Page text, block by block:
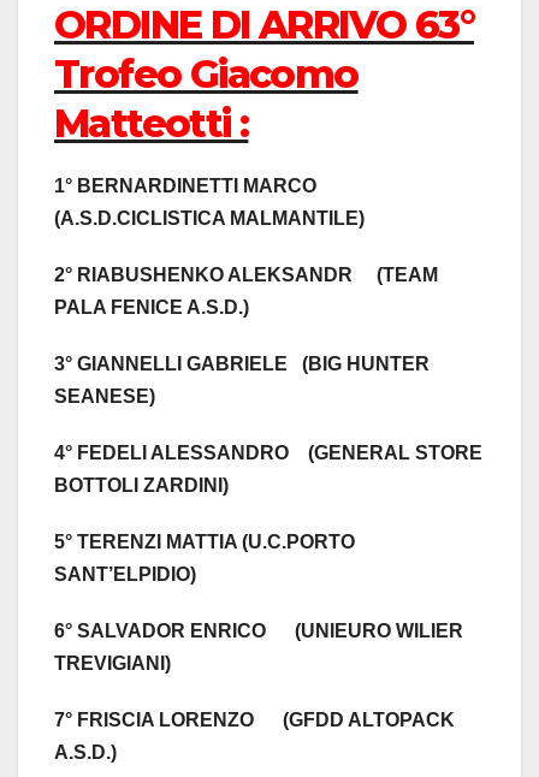
ORDINE DI ARRIVO 63°
Trofeo Giacomo
Matteotti :
1° BERNARDINETTI MARCO
(A.S.D.CICLISTICA MALMANTILE)
2° RIABUSHENKO ALEKSANDR (TEAM
PALA FENICE A.S.D.)
3° GIANNELLI GABRIELE (BIG HUNTER
SEANESE)
4° FEDELI ALESSANDRO (GENERAL STORE
BOTTOLI ZARDINI)
5° TERENZI MATTIA (U.C.PORTO
SANT’ELPIDIO)
6° SALVADOR ENRICO (UNIEURO WILIER
TREVIGIANI)
7° FRISCIA LORENZO (GFDD ALTOPACK
A.S.D.)